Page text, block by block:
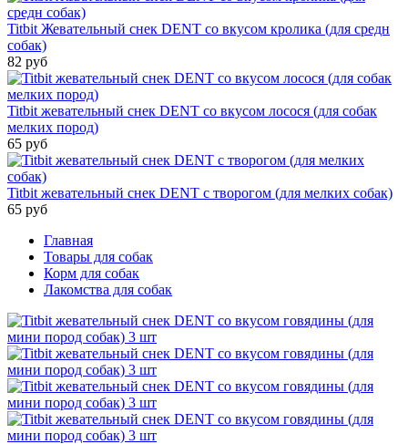
Titbit Жевательный снек DENT со вкусом кролика (для средн
собак)
82 руб
Titbit жевательный снек DENT со вкусом лосося (для собак
мелких пород)
65 руб
Titbit жевательный снек DENT с творогом (для мелких собак)
65 руб
Главная
Товары для собак
Корм для собак
Лакомства для собак